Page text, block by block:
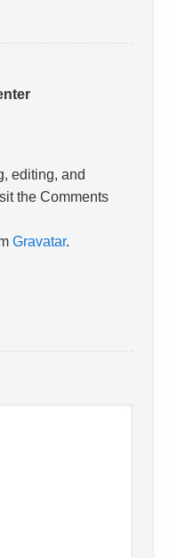
editing, and
the Comments
Gravatar.